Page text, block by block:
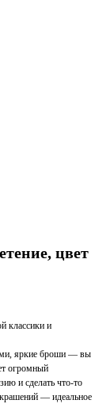
цвет
классики и
яркие броши — вы
огромный
и сделать что-то
— идеальное